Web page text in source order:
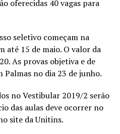
oferecidas 40 vagas para
seletivo começam na
até 15 de maio. O valor da
As provas objetiva e de
Palmas no dia 23 de junho.
no Vestibular 2019/2 serão
das aulas deve ocorrer no
site da Unitins.